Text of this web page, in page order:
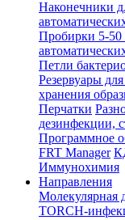
Наконечники
Пробирки 5-50
Петли
Резервуары
хранения
Перчатки
дезинфекции,
Программное
FRT Manager
Иммунохимия
Направления
Молекулярная
TORCH-